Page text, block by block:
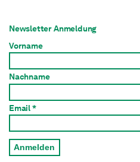
Newsletter Anmeldung
Vorname
Nachname
Email *
Anmelden